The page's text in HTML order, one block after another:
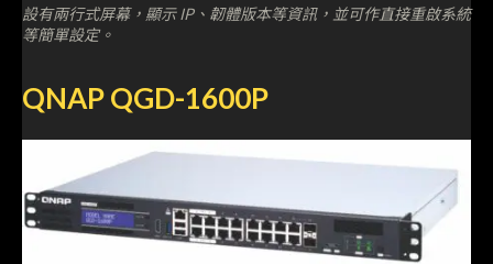
設有兩行式屏幕，顯示 IP、韌體版本等資訊，並可作直接重啟系統
等簡單設定。
QNAP QGD-1600P